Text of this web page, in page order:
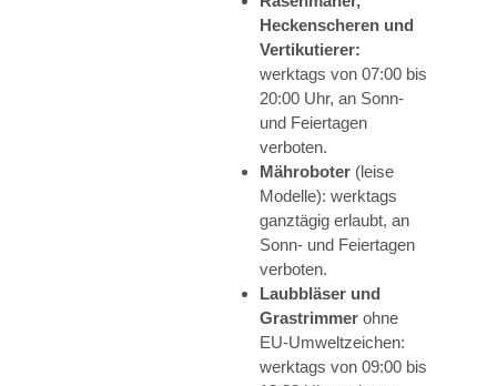
Heckenscheren und
Vertikutierer:
werktags von 07:00 bis
20:00 Uhr, an Sonn-
und Feiertagen
verboten.
Mähroboter (leise
Modelle): werktags
ganztägig erlaubt, an
Sonn- und Feiertagen
verboten.
Laubbläser und
Grastrimmer ohne
EU-Umweltzeichen:
werktags von 09:00 bis